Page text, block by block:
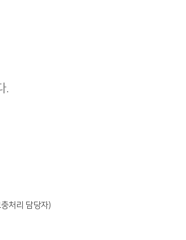
.
처리 담당자)